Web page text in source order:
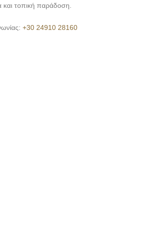
και τοπική παράδοση.
+30 24910 28160